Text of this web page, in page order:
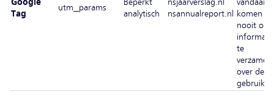
Tag
utm_params
analytisch
nsannualreport.nl komen en
nooit om
te
over de
gebruiker